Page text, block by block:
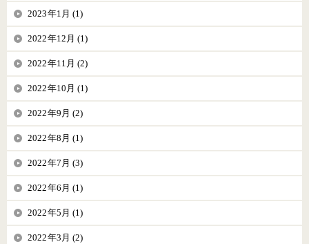
2023年1月 (1)
2022年12月 (1)
2022年11月 (2)
2022年10月 (1)
2022年9月 (2)
2022年8月 (1)
2022年7月 (3)
2022年6月 (1)
2022年5月 (1)
2022年3月 (2)